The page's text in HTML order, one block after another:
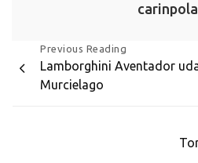
Nawigacja
wpisu
Previous Reading
Lamborghini Aventador
Murcielago